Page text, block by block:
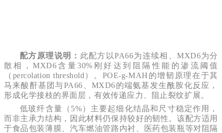
配方原理说明： 此配方以PA66为连续相、MXD6为分
散相，MXD6含量30%刚好达到阻隔性能的渗流阈值
（percolation threshold）。POE-g-MAH的增韧原理在于其
马来酸酐基团与PA66、MXD6的端氨基发生酰胺化反应，
形成化学接枝的界面层，有效传递应力、阻止裂纹扩展。
低玻纤含量（5%）主要起细化结晶和尺寸稳定作用，
而非主承力结构，因此材料仍保持较好的韧性。该配方适用
于食品包装薄膜、汽车燃油管路内衬、医药包装瓶等对阻隔